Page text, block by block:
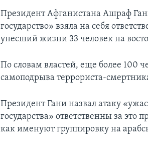
Президент Афганистана Ашраф
государство» взяла на себя
унесший жизни 33 человек на
По словам властей, еще более 100
самоподрыва террориста-
Президент Гани назвал атаку
государства» ответственны за это
как именуют группировку на